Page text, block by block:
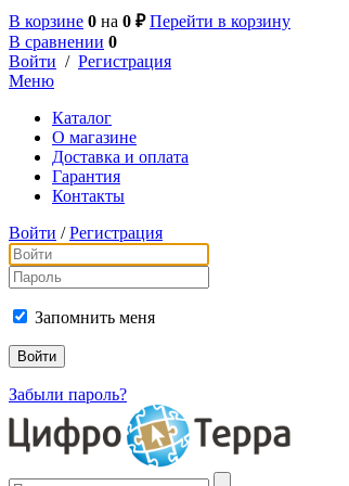
В корзине 0 на 0 ₽ Перейти в корзину
В сравнении 0
Войти / Регистрация
Меню
Каталог
О магазине
Доставка и оплата
Гарантия
Контакты
Войти / Регистрация
Запомнить меня
Забыли пароль?